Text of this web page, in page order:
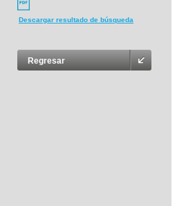
Descargar resultado de búsqueda
Regresar